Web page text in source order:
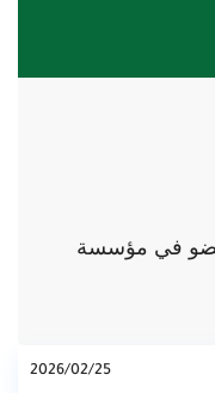
في مؤسسة
2026/02/25